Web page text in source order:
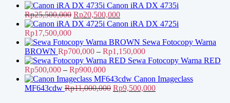
Canon iRA DX 4735i
Rp25,500,000 Harga
aslinya
Rp25,500,000.
Rp20,500,000Harga
saat
adalah:
Rp20,500,000.
Canon iRA DX 4725i
Rp17,500,000
Sewa Fotocopy Warna
BROWN Rp700,000 – Rp1,150,000Rentang
harga:
hingga
Rp1,150,000
Sewa Fotocopy Warna RED
Rp500,000 – Rp900,000Rentang
harga:
Rp500,000
Canon Imageclass
MF643cdw Rp11,000,000 Harga
Rp9,500,000Harga